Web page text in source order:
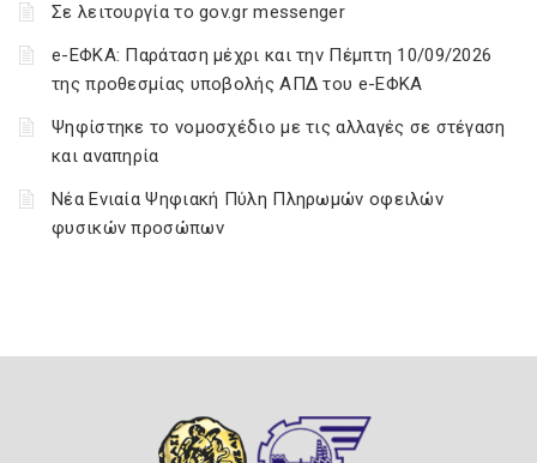
Σε λειτουργία το gov.gr messenger
e-ΕΦΚΑ: Παράταση μέχρι και την Πέμπτη 10/09/2026
της προθεσμίας υποβολής ΑΠΔ του e-ΕΦΚΑ
Ψηφίστηκε το νομοσχέδιο με τις αλλαγές σε στέγαση
και αναπηρία
Νέα Ενιαία Ψηφιακή Πύλη Πληρωμών οφειλών
φυσικών προσώπων